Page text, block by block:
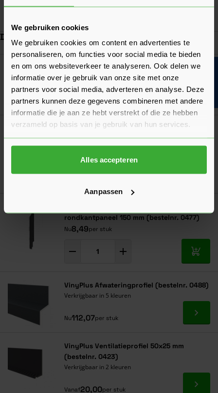
We gebruiken cookies
We gebruiken cookies om content en advertenties te
personaliseren, om functies voor social media te bieden
en om ons websiteverkeer te analyseren. Ook delen we
informatie over je gebruik van onze site met onze
partners voor social media, adverteren en analyse. Deze
partners kunnen deze gegevens combineren met andere
informatie die je aan ze hebt verstrekt of die ze hebben
verzameld op basis van je gebruik van hun services.
Alles accepteren
Aanpassen
Dit vind je misschien ook handig
Navigeren door de elementen van de carrousel is mogelijk met
Druk om carrousel over te slaan
Druk op om naar carrouselnavigatie te gaan
VinyPlus Reparatiestift (0489)
Verkrijgbaar in 25 kleuren
Nu32,15per stuk Ga
VinyPlus Eindkap links voor
rondkantpaneel 150 mm (bestelnr. 0476)
In
rondkantpaneel 150 mm (bestelnr. 0477)
Nu8,49per stuk
In
VinyPlus Afwateringprofiel (bestelnr. 0488)
Verkrijgbaar in 5 kleuren
Nu112,07per stuk Ga
VinyPlus Ventilatieprofiel 50x25 mm
(bestelnr. 0423)
Verkrijgbaar in 2 kleuren
Vanaf20,00per stuk Ga